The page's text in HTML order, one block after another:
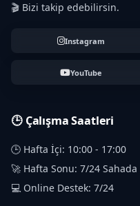
🎬 Bizi takip edebilirsin.
Instagram
YouTube
🕒 Çalışma Saatleri
🕒 Hafta İçi: 10:00 - 17:00
🚀 Hafta Sonu: 7/24 Sahada
💻 Online Destek: 7/24